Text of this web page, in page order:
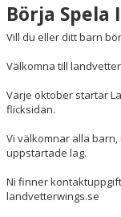
INNEBANDY PLAY
OM KLUBBEN
VÅRA LAG/
WINGS
STYRELSEN
Börja Spela
Vill du eller ditt barn
Välkomna till
Varje oktober startar
flicksidan.
Vi välkomnar alla
uppstartade lag.
Ni finner
landvetterwings.se